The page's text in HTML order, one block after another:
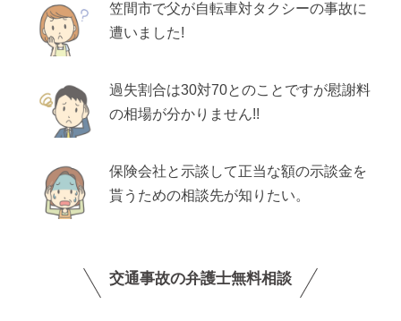
笠間市で父が自転車対タクシーの事故に
遭いました!
過失割合は30対70とのことですが慰謝料
の相場が分かりません!!
保険会社と示談して正当な額の示談金を
貰うための相談先が知りたい。
交通事故の弁護士無料相談